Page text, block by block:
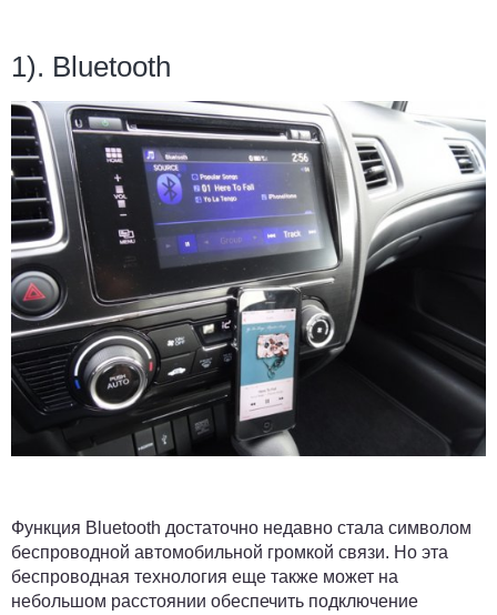
1). Bluetooth
Функция Bluetooth достаточно недавно стала символом
беспроводной автомобильной громкой связи. Но эта
беспроводная технология еще также может на
небольшом расстоянии обеспечить подключение